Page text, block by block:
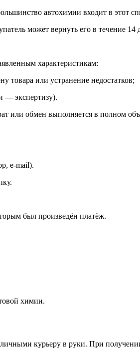
автохимии входит в этот
может вернуть его в течение
характеристикам:
товара или устранение недостатков;
— экспертизу).
или обмен выполняется в полном
e-mail).
был произведён платёж.
химии.
курьеру в руки. При